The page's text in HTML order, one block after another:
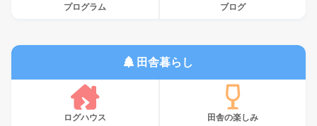
プログラム ブログ
田舎暮らし
ログハウス 田舎の楽しみ